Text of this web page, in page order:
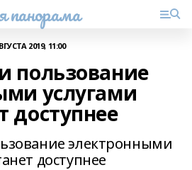
панорама
2019, 11:00
пользование
услугами
доступнее
электронными
доступнее